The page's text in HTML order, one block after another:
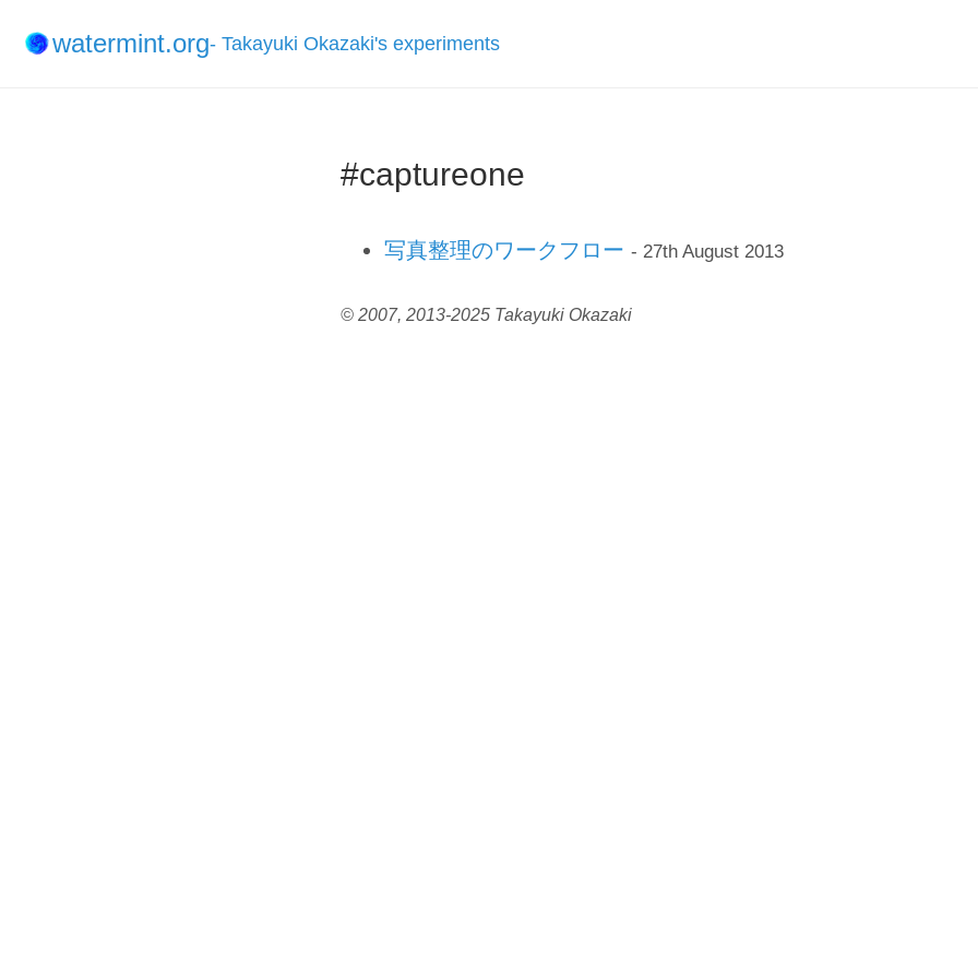
watermint.org- Takayuki Okazaki's experiments
#captureone
写真整理のワークフロー - 27th August 2013
© 2007, 2013-2025 Takayuki Okazaki